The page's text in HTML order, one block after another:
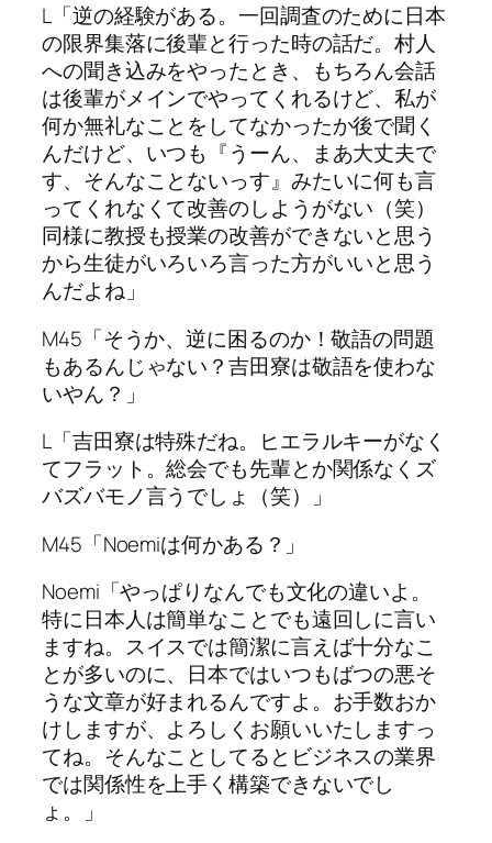
L「逆の経験がある。一回調査のために日本
の限界集落に後輩と行った時の話だ。村人
への聞き込みをやったとき、もちろん会話
は後輩がメインでやってくれるけど、私が
何か無礼なことをしてなかったか後で聞く
んだけど、いつも『うーん、まあ大丈夫で
す、そんなことないっす』みたいに何も言
ってくれなくて改善のしようがない（笑）
同様に教授も授業の改善ができないと思う
から生徒がいろいろ言った方がいいと思う
んだよね」
M45「そうか、逆に困るのか！敬語の問題
もあるんじゃない？吉田寮は敬語を使わな
いやん？」
L「吉田寮は特殊だね。ヒエラルキーがなく
てフラット。総会でも先輩とか関係なくズ
バズバモノ言うでしょ（笑）」
M45「Noemiは何かある？」
Noemi「やっぱりなんでも文化の違いよ。
特に日本人は簡単なことでも遠回しに言い
ますね。スイスでは簡潔に言えば十分なこ
とが多いのに、日本ではいつもばつの悪そ
うな文章が好まれるんですよ。お手数おか
けしますが、よろしくお願いいたしますっ
てね。そんなことしてるとビジネスの業界
では関係性を上手く構築できないでし
ょ。」